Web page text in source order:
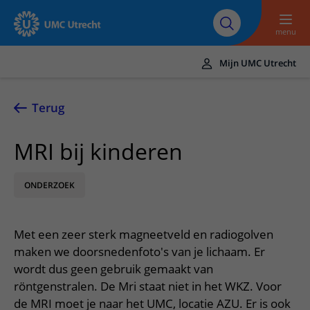
Naar hoofdinhoud
Over UMC
Utrecht
Research
Werken bij het UMC
Utrecht
menu
UMC Utrecht
Zorg en behandeling
Ziekten en aandoeningen
Poliklinieken
Verpleegafdelingen
Onze zorgverleners
Afspraak en opname
Bezoek aan de polikliniek
Opname in het ziekenhuis
Voorbereiding op uw afspraak
Op bezoek in het UMC Utrecht
Apotheek
Winkels en restaurants
Contact en route
Spoed
Contactgegevens
Verwijzers
Patiënt verwijzen
Mijn UMC Utrecht
Terug
MRI bij kinderen
ONDERZOEK
Met een zeer sterk magneetveld en radiogolven
maken we doorsnedenfoto's van je lichaam. Er
wordt dus geen gebruik gemaakt van
röntgenstralen. De Mri staat niet in het WKZ. Voor
de MRI moet je naar het UMC, locatie AZU. Er is ook